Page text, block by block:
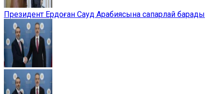
Президент Ердоған Сауд Арабиясына сапарлай барады